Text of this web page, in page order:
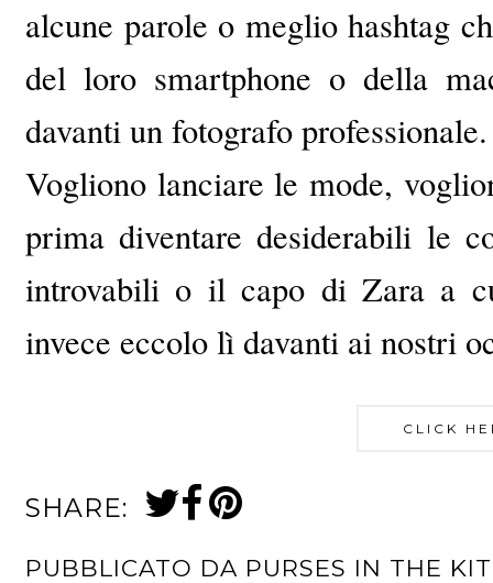
alcune parole o meglio hashtag
del loro smartphone o della
davanti un fotografo professionale.
Vogliono lanciare le mode,
prima diventare desiderabili le
introvabili o il capo di Zara a
invece eccolo lì davanti ai nostri
CLICK
SHARE:
PUBBLICATO DA PURSES IN THE